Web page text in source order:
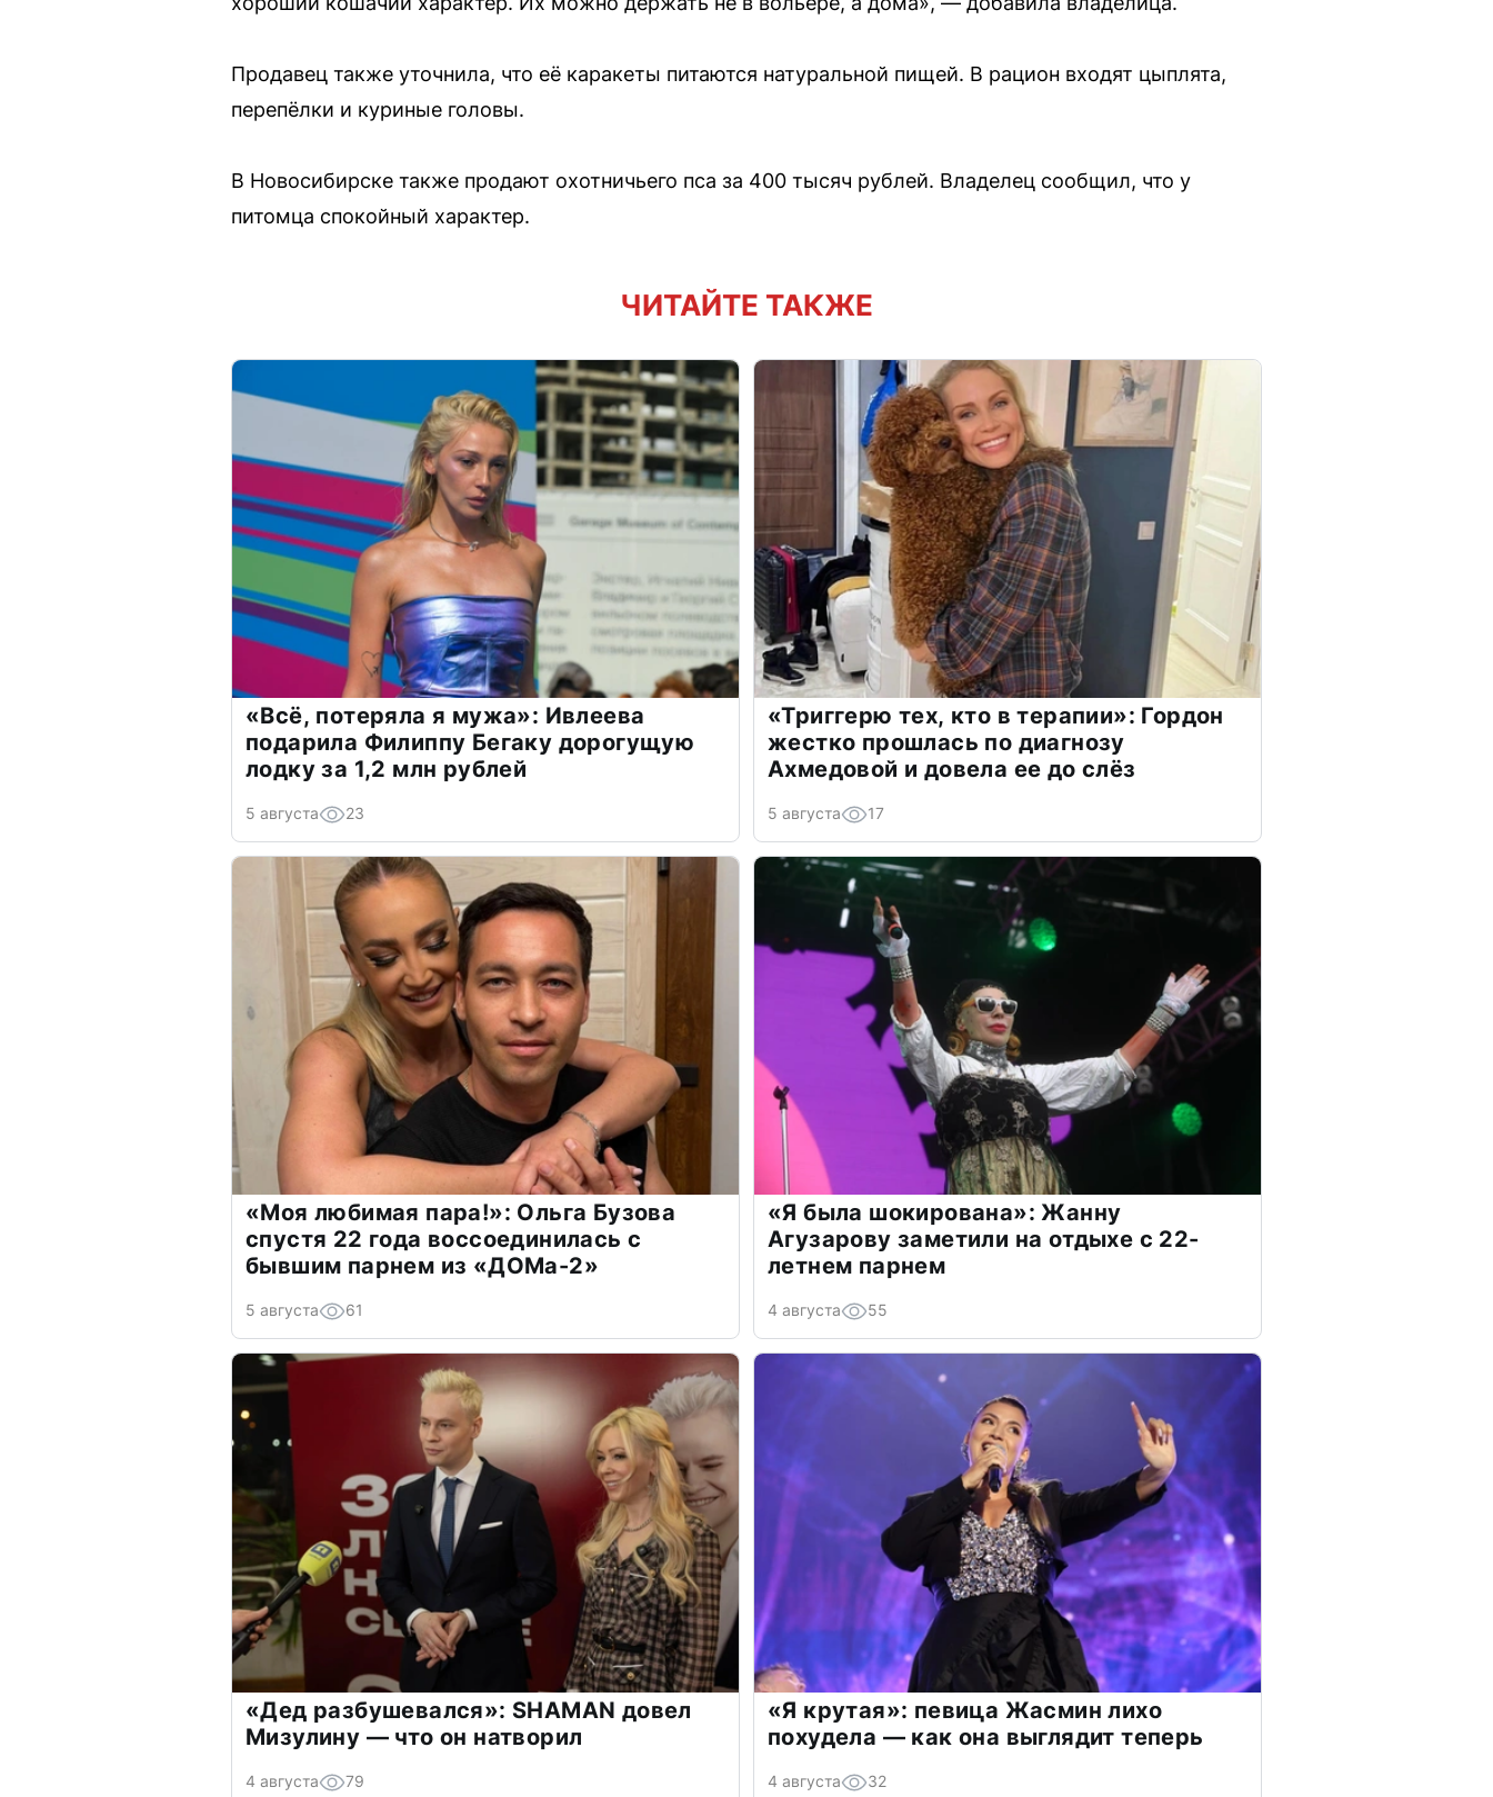
Продавец также уточнила, что её каракеты питаются натуральной пищей. В рацион входят цыплята,
перепёлки и куриные головы.
В Новосибирске также продают охотничьего пса за 400 тысяч рублей. Владелец сообщил, что у
питомца спокойный характер.
ЧИТАЙТЕ ТАКЖЕ
«Всё, потеряла я мужа»: Ивлеева
подарила Филиппу Бегаку дорогущую
лодку за 1,2 млн рублей
5 августа 23
«Триггерю тех, кто в терапии»: Гордон
жестко прошлась по диагнозу
Ахмедовой и довела ее до слёз
5 августа 17
«Моя любимая пара!»: Ольга Бузова
спустя 22 года воссоединилась с
бывшим парнем из «ДОМа-2»
5 августа 61
«Я была шокирована»: Жанну
Агузарову заметили на отдыхе с 22-
летнем парнем
4 августа 55
«Дед разбушевался»: SHAMAN довел
Мизулину — что он натворил
4 августа 79
«Я крутая»: певица Жасмин лихо
похудела — как она выглядит теперь
4 августа 32